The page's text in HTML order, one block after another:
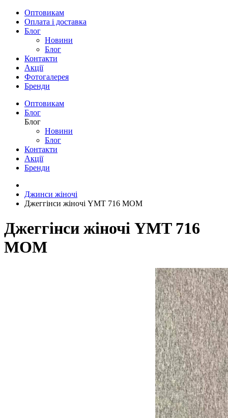
Оптовикам
Оплата і доставка
Блог
Новини
Блог
Контакти
Акції
Фотогалерея
Бренди
Оптовикам
Блог
Блог
Новини
Блог
Контакти
Акції
Бренди
Джинси жіночі
Джеггінси жіночі YMT 716 МОМ
Джеггінси жіночі YMT 716
МОМ